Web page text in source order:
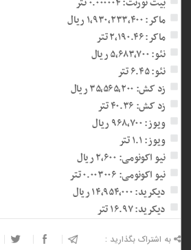
ماکر: ۱,۹۳۰,۲۳۳,۴۰۰ ریال
ماکر: ۲,۱۹۰.۴۶ تتر
نئو: ۵,۶۸۳,۷۰۰ ریال
نئو: ۶.۴۵ تتر
زد کش: ۳۵,۵۶۵,۲۰۰ ریال
زد کش: ۴۰.۳۶ تتر
ویوز: ۹۶۸,۷۰۰ ریال
ویوز: ۱.۱ تتر
نیو اکونومی: ۲,۶۰۰ ریال
نیو اکونومی: ۰.۰۰۳۰۰۶ تتر
دیکرید: ۱۴,۹۵۴,۰۰۰ ریال
دیکرید: ۱۶.۹۷ تتر
به اشتراک بگذارید :